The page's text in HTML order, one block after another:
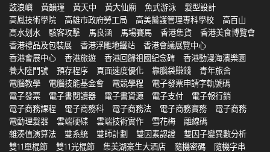
鼓浪嶼
黃韻瑾 黃天中 黃大仙廟 魚式游泳
髮型設計
高鳳技術學院
高雄市政府勞工局 高美醫護管理專科學校
高百山
高水划水
駭客攻擊 馬良涵 馬場賽馬 香港集貨
香港美食博覽會
香港禮品及包裝展
香港浮雕地鐵站
香港會議展覽中心
香港會展中心
香港旅遊 香港回歸祖國紀念碑
香港動漫海濱樂園
養大陸門號
預存程序 頁面速度優化 靠腦袋賺錢
青年旅舍
電腦教學
電腦技能基金會 電競學程
電子發票申請字軌號碼
電子發票
電子書閱讀器 電子書資源 電子支付
電子報行銷
電子商務課程
電子商務科 電子商務法 電子商務實務
電子商務
電動理髮器
雲端硬碟 雲端技術實作 雪花梅
離線碼
雜湊值演算法
雙系統 雙師計劃 雙因素認證
雙因子變異數分析
雙11單棍節
雙11光棍節 集美湖豪生大酒店 隨機密碼
隨機字串